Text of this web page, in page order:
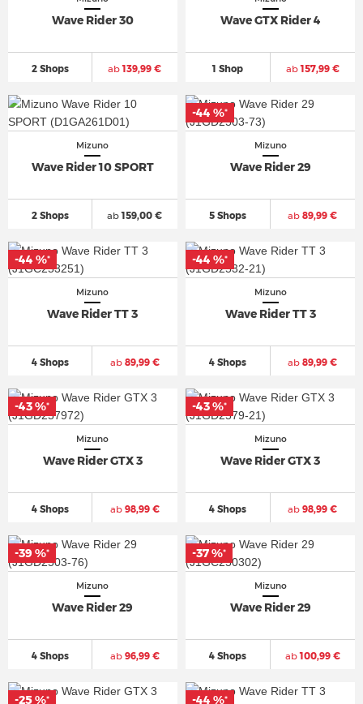
Wave Rider 30
2 Shops ab139,99 €
Wave GTX Rider 4
1 Shop ab157,99 €
Mizuno
Wave Rider 10 SPORT
2 Shops ab159,00 €
Mizuno
Wave Rider 29
5 Shops ab 89,99 €
-44 %*
Mizuno
Wave Rider TT 3
4 Shops ab89,99 €
-44 %*
Mizuno
Wave Rider TT 3
4 Shops ab 89,99 €
-44 %*
Mizuno
Wave Rider GTX 3
4 Shops ab98,99 €
-43 %*
Mizuno
Wave Rider GTX 3
4 Shops ab 98,99 €
-43 %*
Mizuno
Wave Rider 29
4 Shops ab96,99 €
-39 %*
Mizuno
Wave Rider 29
4 Shops ab100,99 €
-37 %*
-25 %* -44 %*